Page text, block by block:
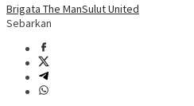
Brigata The ManSulut United
Sebarkan